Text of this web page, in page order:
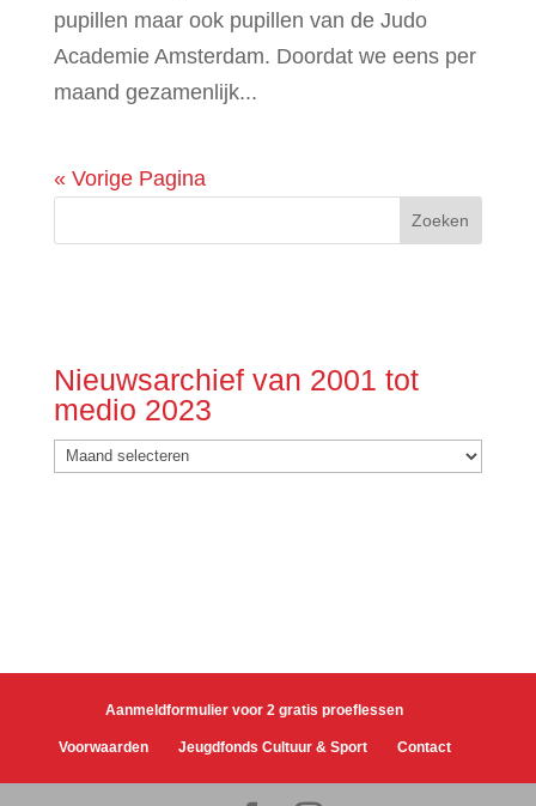
pupillen maar ook pupillen van de Judo
Academie Amsterdam. Doordat we eens per
maand gezamenlijk...
« Vorige Pagina
Nieuwsarchief van 2001 tot
medio 2023
Nieuwsarchief
van
Aanmeldformulier voor 2 gratis proeflessen
Voorwaarden Jeugdfonds Cultuur & Sport Contact